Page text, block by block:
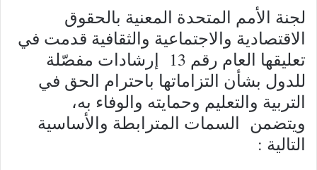
لجنة الأمم المتحدة المعنية بالحقوق
الاقتصادية والاجتماعية والثقافية قدمت في
تعليقها العام رقم 13 إرشادات مفصّلة
للدول بشأن التزاماتها باحترام الحق في
التربية والتعليم وحمايته والوفاء به،
ويتضمن السمات المترابطة والأساسية
التالية :